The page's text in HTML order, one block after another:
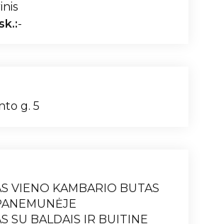
-
g. 5
VIENO KAMBARIO BUTAS
SU BALDAIS IR BUITINE